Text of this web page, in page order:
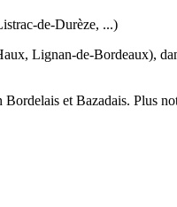
de-Durèze, ...)
Lignan-de-Bordeaux),
et Bazadais. Plus